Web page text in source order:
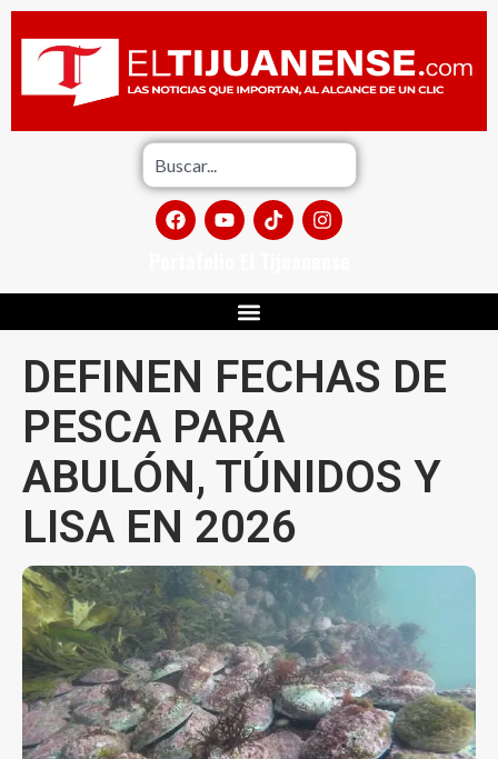
DEFINEN FECHAS DE
PESCA PARA
ABULÓN, TÚNIDOS Y
LISA EN 2026